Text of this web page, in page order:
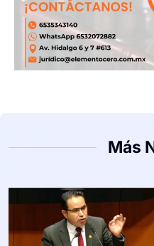
Más